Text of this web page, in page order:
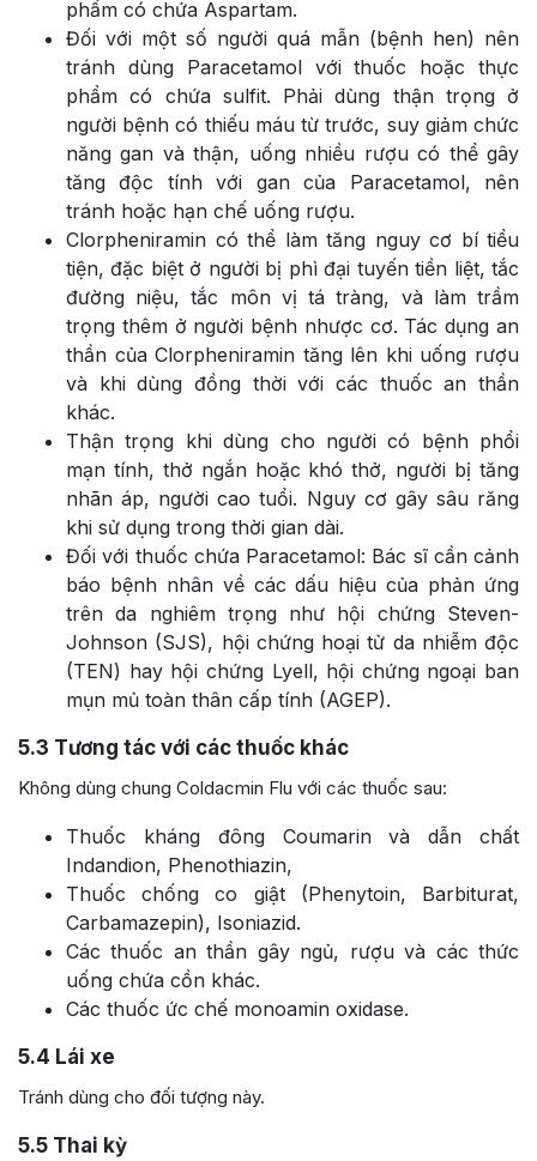
phẩm có chứa Aspartam.
Đối với một số người quá mẫn (bệnh hen) nên
tránh dùng Paracetamol với thuốc hoặc thực
phẩm có chứa sulfit. Phải dùng thận trọng ở
người bệnh có thiếu máu từ trước, suy giảm chức
năng gan và thận, uống nhiều rượu có thể gây
tăng độc tính với gan của Paracetamol, nên
tránh hoặc hạn chế uống rượu.
Clorpheniramin có thể làm tăng nguy cơ bí tiểu
tiện, đặc biệt ở người bị phì đại tuyến tiền liệt, tắc
đường niệu, tắc môn vị tá tràng, và làm trầm
trọng thêm ở người bệnh nhược cơ. Tác dụng an
thần của Clorpheniramin tăng lên khi uống rượu
và khi dùng đồng thời với các thuốc an thần
khác.
Thận trọng khi dùng cho người có bệnh phổi
mạn tính, thở ngắn hoặc khó thở, người bị tăng
nhãn áp, người cao tuổi. Nguy cơ gây sâu răng
khi sử dụng trong thời gian dài.
Đối với thuốc chứa Paracetamol: Bác sĩ cần cảnh
báo bệnh nhân về các dấu hiệu của phản ứng
trên da nghiêm trọng như hội chứng Steven-
Johnson (SJS), hội chứng hoại tử da nhiễm độc
(TEN) hay hội chứng Lyell, hội chứng ngoại ban
mụn mủ toàn thân cấp tính (AGEP).
5.3 Tương tác với các thuốc khác
Không dùng chung Coldacmin Flu với các thuốc sau:
Thuốc kháng đông Coumarin và dẫn chất
Indandion, Phenothiazin,
Thuốc chống co giật (Phenytoin, Barbiturat,
Carbamazepin), Isoniazid.
Các thuốc an thần gây ngủ, rượu và các thức
uống chứa cồn khác.
Các thuốc ức chế monoamin oxidase.
5.4 Lái xe
Tránh dùng cho đối tượng này.
5.5 Thai kỳ